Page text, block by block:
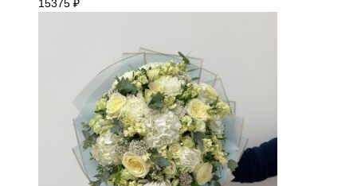
15375 ₽